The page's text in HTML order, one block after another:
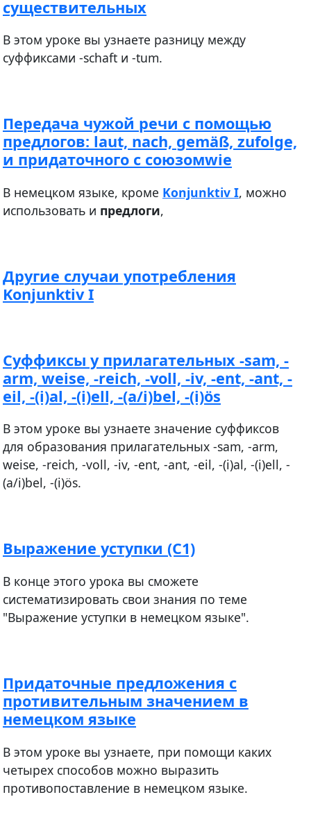
существительных
В этом уроке вы узнаете разницу между
суффиксами -schaft и -tum.
Передача чужой речи с помощью
предлогов: laut, nach, gemäß, zufolge,
и придаточного с союзомwie
В немецком языке, кроме Konjunktiv I, можно
использовать и предлоги,
Другие случаи употребления
Konjunktiv I
Суффиксы у прилагательных -sam, -
arm, weise, -reich, -voll, -iv, -ent, -ant, -
eil, -(i)al, -(i)ell, -(a/i)bel, -(i)ös
В этом уроке вы узнаете значение суффиксов
для образования прилагательных -sam, -arm,
weise, -reich, -voll, -iv, -ent, -ant, -eil, -(i)al, -(i)ell, -
(a/i)bel, -(i)ös.
Выражение уступки (С1)
В конце этого урока вы сможете
систематизировать свои знания по теме
"Выражение уступки в немецком языке".
Придаточные предложения с
противительным значением в
немецком языке
В этом уроке вы узнаете, при помощи каких
четырех способов можно выразить
противопоставление в немецком языке.